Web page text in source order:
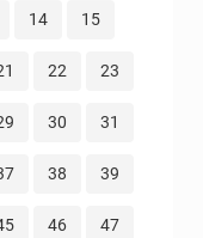
14 15
22 23
30 31
38 39
46 47